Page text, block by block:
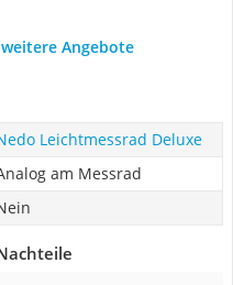
Angebote
Leichtmessrad Deluxe
am Messrad